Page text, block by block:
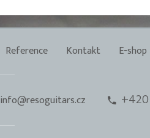
Reference Kontakt E-shop
info@resoguitars.cz